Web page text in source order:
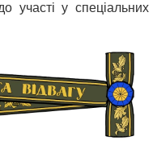
участі у спеціальних